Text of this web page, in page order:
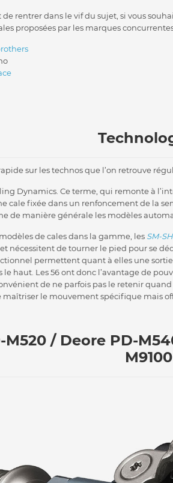
de rentrer dans le vif du sujet, si vous
proposées par les marques
sur les technos que l’on retrouve
Dynamics. Ce terme, qui remonte à
cale fixée dans un renfoncement de la
de manière générale les modèles
de cales dans la gamme, les SM-
nécessitent de tourner le pied pour se
permettent quant à elles une
haut. Les 56 ont donc l’avantage de
de ne parfois pas le retenir quand
maîtriser le mouvement spécifique mais
M520 / Deore PD-
M9100